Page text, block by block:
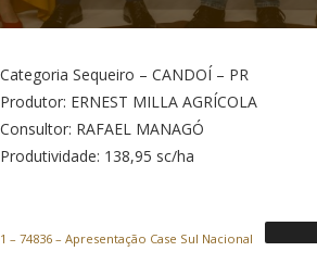
Categoria Sequeiro – CANDOÍ – PR
Produtor: ERNEST MILLA AGRÍCOLA
Consultor: RAFAEL MANAGÓ
Produtividade: 138,95 sc/ha
1 – 74836 – Apresentação Case Sul Nacional